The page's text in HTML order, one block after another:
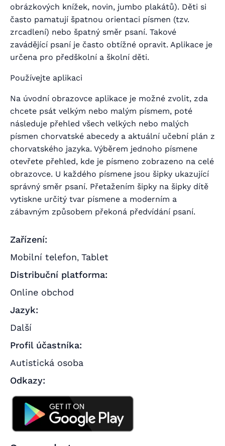
obrázkových knížek, novin, jumbo plakátů). Děti si
často pamatují špatnou orientaci písmen (tzv.
zrcadlení) nebo špatný směr psaní. Takové
zavádějící psaní je často obtížné opravit. Aplikace je
určena pro předškolní a školní děti.
Používejte aplikaci
Na úvodní obrazovce aplikace je možné zvolit, zda
chcete psát velkým nebo malým písmem, poté
následuje přehled všech velkých nebo malých
písmen chorvatské abecedy a aktuální učební plán z
chorvatského jazyka. Výběrem jednoho písmene
otevřete přehled, kde je písmeno zobrazeno na celé
obrazovce. U každého písmene jsou šipky ukazující
správný směr psaní. Přetažením šipky na šipky dítě
vytiskne určitý tvar písmene a moderním a
zábavným způsobem překoná předvídání psaní.
Zařízení:
Mobilní telefon, Tablet
Distribuční platforma:
Online obchod
Jazyk:
Další
Profil účastníka:
Autistická osoba
Odkazy: